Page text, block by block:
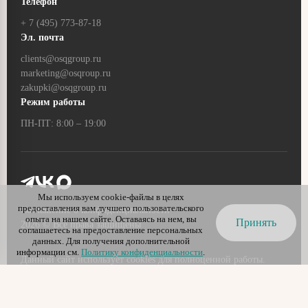
Почему плёнка это выгодно?
На российском рынке запайка картонной упаковки только
начинает набирать популярность, поэтому внешний вид
продукта в такой упаковке производит на потребителя
эффект «ВАУ», что в свою очередь ведёт за собой
импульсивную покупку и желание чаще заказывать данный
+ 7 (495) 773-87-18
Эл. почта
clients@osqgroup.ru
marketing@osqroup.ru
zakupki@osqgroup.ru
Режим работы
ПН-ПТ: 8:00 – 19:00
Соглашение о конфиденциальности
2026© Все права защищены
Данный сайт использует cookies для полноценной работы.
Мы используем cookie-файлы в целях
предоставления вам лучшего пользовательского
опыта на нашем сайте. Оставаясь на нем, вы
соглашаетесь на предоставление персональных
данных. Для получения дополнительной
информации см.Политику конфиденциальности.
Принять